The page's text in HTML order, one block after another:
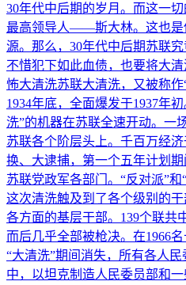
30年代中后期的岁月。而这一
最高领导人——斯大林。这也是
源。那么，30年代中后期苏联
不惜犯下如此血债，也要将大
怖大清洗苏联大清洗，又被称
1934年底，全面爆发于1937年
洗”的机器在苏联全速开动。一
苏联各个阶层头上。千百万经
换、大逮捕，第一个五年计划
苏联党政军各部门。“反对派”和
这次清洗触及到了各个级别的
各方面的基层干部。139个联共
而后几乎全部被枪决。在1966
“大清洗”期间消失，所有各人
中，以坦克制造人民委员部和